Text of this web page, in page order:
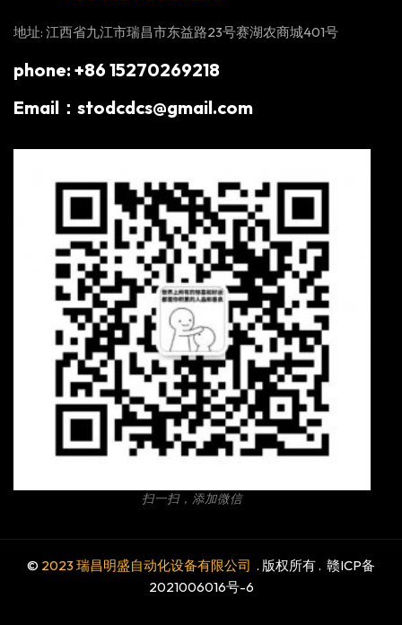
地址: 江西省九江市瑞昌市东益路23号赛湖农商城401号
phone: +86 15270269218
Email：stodcdcs@gmail.com
扫一扫，添加微信
© 2023 瑞昌明盛自动化设备有限公司 . 版权所有 . 赣ICP备
2021006016号-6